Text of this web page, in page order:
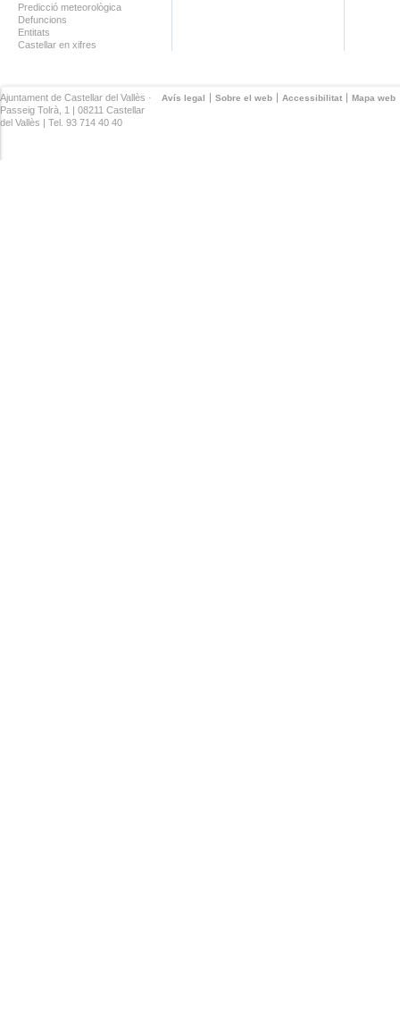
Predicció meteorològica
Defuncions
Entitats
Castellar en xifres
Avís legal Sobre el web Accessibilitat Mapa web
Ajuntament de Castellar del Vallès ·
Passeig Tolrà, 1 | 08211 Castellar
del Vallès | Tel. 93 714 40 40